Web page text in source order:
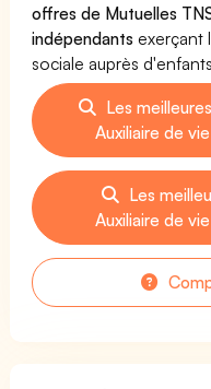
offres de Mutuelles
indépendants exerçant
sociale auprès
Les
Auxiliaire de
Les
Auxiliaire de